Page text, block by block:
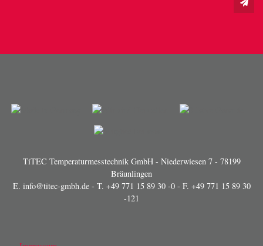
TiTEC Temperaturmesstechnik GmbH - Niederwiesen 7 - 78199
Bräunlingen
E. info@titec-gmbh.de- T. +49 771 15 89 30 -0- F. +49 771 15 89 30
-121